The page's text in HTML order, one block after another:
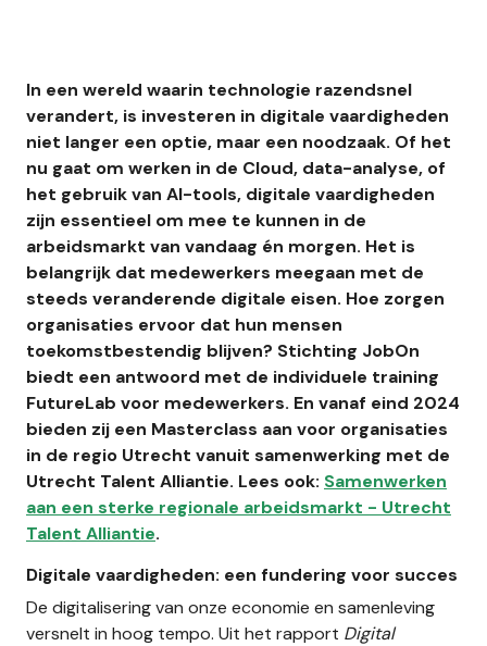
In een wereld waarin technologie razendsnel
verandert, is investeren in digitale vaardigheden
niet langer een optie, maar een noodzaak. Of het
nu gaat om werken in de Cloud, data-analyse, of
het gebruik van AI-tools, digitale vaardigheden
zijn essentieel om mee te kunnen in de
arbeidsmarkt van vandaag én morgen. Het is
belangrijk dat medewerkers meegaan met de
steeds veranderende digitale eisen. Hoe zorgen
organisaties ervoor dat hun mensen
toekomstbestendig blijven? Stichting JobOn
biedt een antwoord met de individuele training
FutureLab voor medewerkers. En vanaf eind 2024
bieden zij een Masterclass aan voor organisaties
in de regio Utrecht vanuit samenwerking met de
Utrecht Talent Alliantie. Lees ook: Samenwerken
aan een sterke regionale arbeidsmarkt - Utrecht
Talent Alliantie.
Digitale vaardigheden: een fundering voor succes
De digitalisering van onze economie en samenleving
versnelt in hoog tempo. Uit het rapport Digital